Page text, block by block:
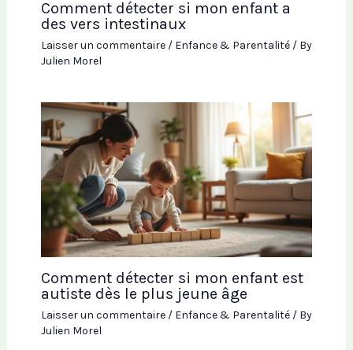
Comment détecter si mon enfant a
des vers intestinaux
Laisser un commentaire / Enfance & Parentalité/ By
Julien Morel
Comment détecter si mon enfant est
autiste dès le plus jeune âge
Laisser un commentaire / Enfance & Parentalité/ By
Julien Morel